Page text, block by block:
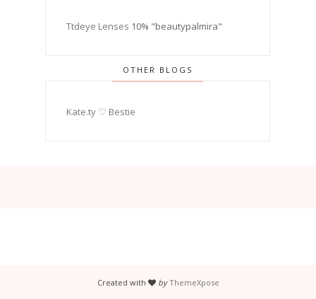
Ttdeye Lenses 10% "beautypalmira"
OTHER BLOGS
Kate.ty ♡ Bestie
Created with by ThemeXpose